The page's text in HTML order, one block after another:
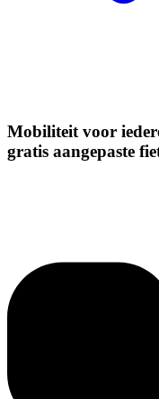
Mobiliteit voor
gratis aangepaste